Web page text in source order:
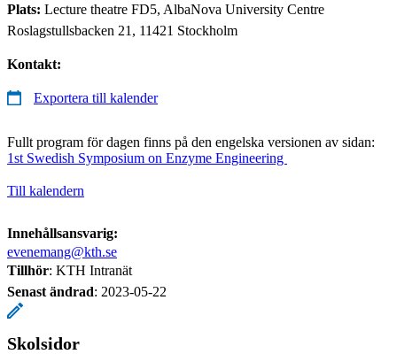
Plats: Lecture theatre FD5, AlbaNova University Centre
Roslagstullsbacken 21, 11421 Stockholm
Kontakt:
Exportera till kalender
Fullt program för dagen finns på den engelska versionen av sidan:
1st Swedish Symposium on Enzyme Engineering
Till kalendern
Innehållsansvarig:
evenemang@kth.se
Tillhör: KTH Intranät
Senast ändrad: 2023-05-22
Skolsidor